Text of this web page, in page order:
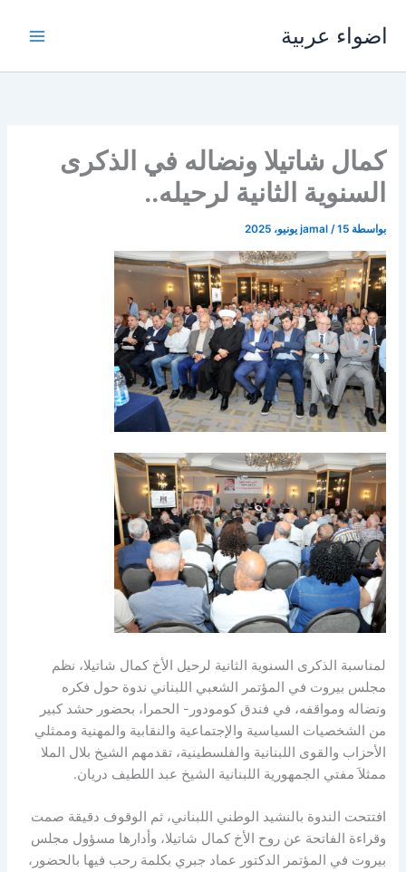
اضواء عربية
كمال شاتيلا ونضاله في الذكرى
السنوية الثانية لرحيله..
بواسطة jamal /15 يونيو، 2025
لمناسبة الذكرى السنوية الثانية لرحيل الأخ كمال شاتيلا، نظم
مجلس بيروت في المؤتمر الشعبي اللبناني ندوة حول فكره
ونضاله ومواقفه، في فندق كومودور- الحمرا، بحضور حشد كبير
من الشخصيات السياسية والإجتماعية والنقابية والمهنية وممثلي
الأحزاب والقوى اللبنانية والفلسطينية، تقدمهم الشيخ بلال الملا
ممثلاَ مفتي الجمهورية اللبنانية الشيخ عبد اللطيف دريان.
افتتحت الندوة بالنشيد الوطني اللبناني، ثم الوقوف دقيقة صمت
وقراءة الفاتحة عن روح الأخ كمال شاتيلا، وأدارها مسؤول مجلس
بيروت في المؤتمر الدكتور عماد جبري بكلمة رحب فيها بالحضور،